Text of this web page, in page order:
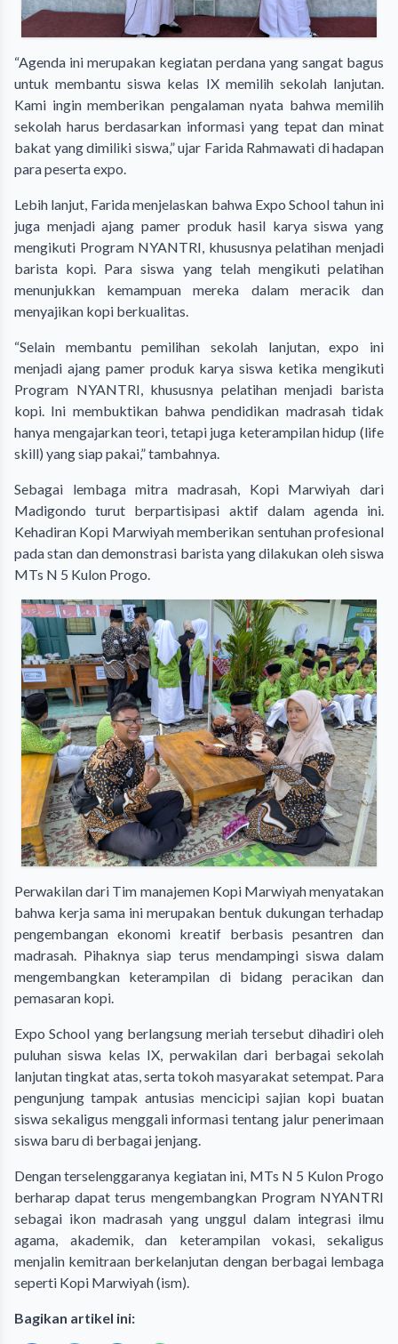
“Agenda ini merupakan kegiatan perdana yang sangat bagus
untuk membantu siswa kelas IX memilih sekolah lanjutan.
Kami ingin memberikan pengalaman nyata bahwa memilih
sekolah harus berdasarkan informasi yang tepat dan minat
bakat yang dimiliki siswa,” ujar Farida Rahmawati di hadapan
para peserta expo.
Lebih lanjut, Farida menjelaskan bahwa Expo School tahun ini
juga menjadi ajang pamer produk hasil karya siswa yang
mengikuti Program NYANTRI, khususnya pelatihan menjadi
barista kopi. Para siswa yang telah mengikuti pelatihan
menunjukkan kemampuan mereka dalam meracik dan
menyajikan kopi berkualitas.
“Selain membantu pemilihan sekolah lanjutan, expo ini
menjadi ajang pamer produk karya siswa ketika mengikuti
Program NYANTRI, khususnya pelatihan menjadi barista
kopi. Ini membuktikan bahwa pendidikan madrasah tidak
hanya mengajarkan teori, tetapi juga keterampilan hidup (life
skill) yang siap pakai,” tambahnya.
Sebagai lembaga mitra madrasah, Kopi Marwiyah dari
Madigondo turut berpartisipasi aktif dalam agenda ini.
Kehadiran Kopi Marwiyah memberikan sentuhan profesional
pada stan dan demonstrasi barista yang dilakukan oleh siswa
MTs N 5 Kulon Progo.
Perwakilan dari Tim manajemen Kopi Marwiyah menyatakan
bahwa kerja sama ini merupakan bentuk dukungan terhadap
pengembangan ekonomi kreatif berbasis pesantren dan
madrasah. Pihaknya siap terus mendampingi siswa dalam
mengembangkan keterampilan di bidang peracikan dan
pemasaran kopi.
Expo School yang berlangsung meriah tersebut dihadiri oleh
puluhan siswa kelas IX, perwakilan dari berbagai sekolah
lanjutan tingkat atas, serta tokoh masyarakat setempat. Para
pengunjung tampak antusias mencicipi sajian kopi buatan
siswa sekaligus menggali informasi tentang jalur penerimaan
siswa baru di berbagai jenjang.
Dengan terselenggaranya kegiatan ini, MTs N 5 Kulon Progo
berharap dapat terus mengembangkan Program NYANTRI
sebagai ikon madrasah yang unggul dalam integrasi ilmu
agama, akademik, dan keterampilan vokasi, sekaligus
menjalin kemitraan berkelanjutan dengan berbagai lembaga
seperti Kopi Marwiyah (ism).
Bagikan artikel ini: